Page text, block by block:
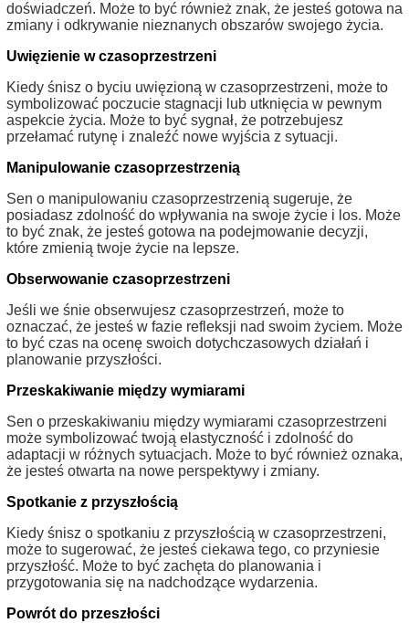
doświadczeń. Może to być również znak, że jesteś gotowa na
zmiany i odkrywanie nieznanych obszarów swojego życia.
Uwięzienie w czasoprzestrzeni
Kiedy śnisz o byciu uwięzioną w czasoprzestrzeni, może to
symbolizować poczucie stagnacji lub utknięcia w pewnym
aspekcie życia. Może to być sygnał, że potrzebujesz
przełamać rutynę i znaleźć nowe wyjścia z sytuacji.
Manipulowanie czasoprzestrzenią
Sen o manipulowaniu czasoprzestrzenią sugeruje, że
posiadasz zdolność do wpływania na swoje życie i los. Może
to być znak, że jesteś gotowa na podejmowanie decyzji,
które zmienią twoje życie na lepsze.
Obserwowanie czasoprzestrzeni
Jeśli we śnie obserwujesz czasoprzestrzeń, może to
oznaczać, że jesteś w fazie refleksji nad swoim życiem. Może
to być czas na ocenę swoich dotychczasowych działań i
planowanie przyszłości.
Przeskakiwanie między wymiarami
Sen o przeskakiwaniu między wymiarami czasoprzestrzeni
może symbolizować twoją elastyczność i zdolność do
adaptacji w różnych sytuacjach. Może to być również oznaka,
że jesteś otwarta na nowe perspektywy i zmiany.
Spotkanie z przyszłością
Kiedy śnisz o spotkaniu z przyszłością w czasoprzestrzeni,
może to sugerować, że jesteś ciekawa tego, co przyniesie
przyszłość. Może to być zachęta do planowania i
przygotowania się na nadchodzące wydarzenia.
Powrót do przeszłości